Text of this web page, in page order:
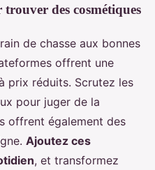
des cosmétiques
de chasse aux bonnes
offrent une
prix réduits. Scrutez les
pour juger de la
offrent également des
Ajoutez ces
, et transformez